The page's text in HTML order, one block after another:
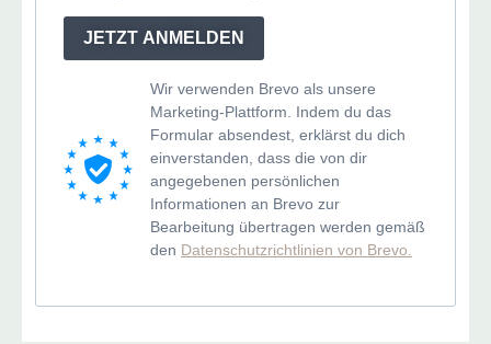
JETZT ANMELDEN
Wir verwenden Brevo als unsere
Marketing-Plattform. Indem du das
Formular absendest, erklärst du dich
einverstanden, dass die von dir
angegebenen persönlichen
Informationen an Brevo zur
Bearbeitung übertragen werden gemäß
den Datenschutzrichtlinien von Brevo.